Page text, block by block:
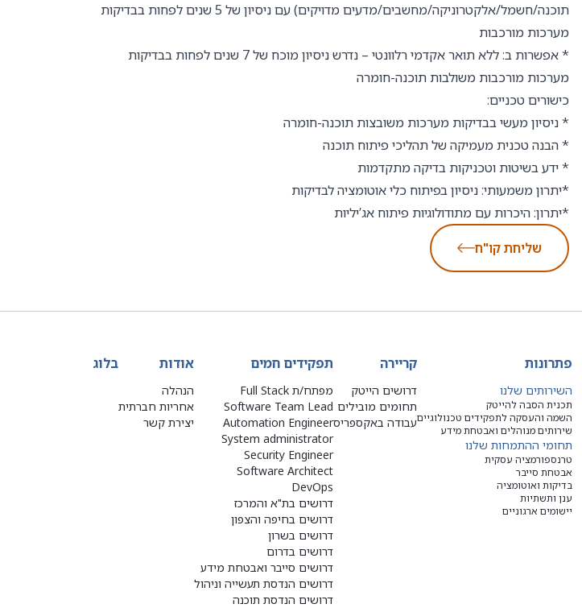
תוכנה/חשמל/אלקטרוניקה/מחשבים/מדעים מדויקים) עם ניסיון של 5 שנים לפחות בבדיקות
מערכות מורכבות
* אפשרות ב: ללא תואר אקדמי רלוונטי – נדרש ניסיון מוכח של 7 שנים לפחות בבדיקות
מערכות מורכבות משולבות תוכנה-חומרה
כישורים טכניים:
* ניסיון מעשי בבדיקות מערכות משובצות תוכנה-חומרה
* הבנה טכנית מעמיקה של תהליכי פיתוח תוכנה
* ידע בשיטות וטכניקות בדיקה מתקדמות
*יתרון משמעותי: ניסיון בפיתוח כלי אוטומציה לבדיקות
*יתרון: היכרות עם מתודולוגיות פיתוח אג’יליות
שליחת קו"ח
פתרונות
השירותים שלנו
תכנית הסבה להייטק
השמה והעסקה לתפקידים טכנולוגיים
שירותים מנוהלים ואבטחת מידע
תחומי ההתמחות שלנו
טרנספורמציה עסקית
אבטחת סייבר
בדיקות ואוטומציה
ענן ותשתיות
יישומים ארגוניים
קריירה
דרושים הייטק
תחומים מובילים
עבודה באקספריס
תפקידים חמים
מפתח/ת Full Stack
Software Team Lead
Automation Engineer
System administrator
Security Engineer
Software Architect
DevOps
דרושים בת"א והמרכז
דרושים בחיפה והצפון
דרושים בשרון
דרושים בדרום
דרושים סייבר ואבטחת מידע
דרושים הנדסת תעשייה וניהול
דרושים הנדסת תוכנה
אודות
הנהלה
אחריות חברתית
יצירת קשר
בלוג